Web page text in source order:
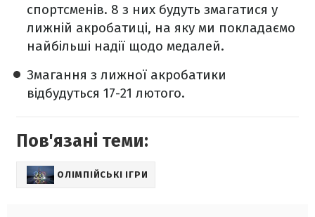
спортсменів. 8 з них будуть змагатися у
лижній акробатиці, на яку ми покладаємо
найбільші надії щодо медалей.
Змагання з лижної акробатики
відбудуться 17-21 лютого.
Пов'язані теми:
ОЛІМПІЙСЬКІ ІГРИ